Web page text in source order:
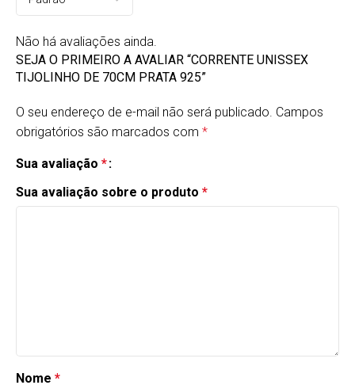
Não há avaliações ainda.
SEJA O PRIMEIRO A AVALIAR “CORRENTE UNISSEX
TIJOLINHO DE 70CM PRATA 925”
O seu endereço de e-mail não será publicado. Campos
obrigatórios são marcados com *
Sua avaliação *
Sua avaliação sobre o produto *
Nome *